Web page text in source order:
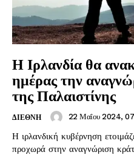
Η Ιρλανδία θα
ημέρας την
της Παλαιστίνης
ΔΙΕΘΝΗ 22 Μαΐου 2024,
Η ιρλανδική κυβέρνηση
προχωρά στην αναγνώριση